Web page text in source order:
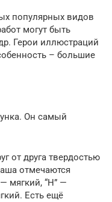
популярных видов
могут быть
Герои иллюстраций
– большие
Он самый
от друга твердостью
отмечаются
мягкий, “Н” —
Есть ещё